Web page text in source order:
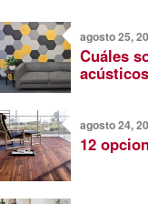
agosto 25,
Cuáles
acústicos
agosto 24,
12